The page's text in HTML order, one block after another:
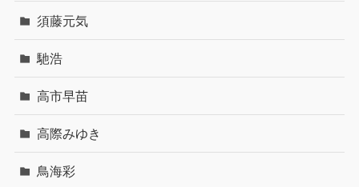
須藤元気
馳浩
高市早苗
高際みゆき
鳥海彩